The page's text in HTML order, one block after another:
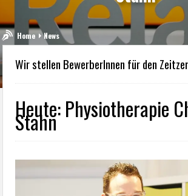
Home News
Wir stellen BewerberInnen für den
Heute: Physiotherapie
Stahn